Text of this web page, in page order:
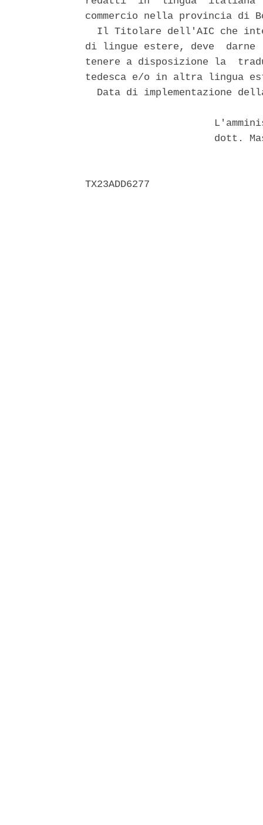
commercio nella provincia di
Il Titolare dell'AIC che
di lingue estere, deve  darne
tenere a disposizione la
tedesca e/o in altra lingua
Data di implementazione
dott.